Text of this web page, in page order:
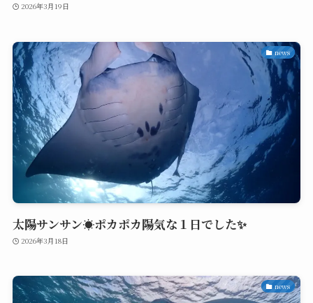
2026年3月19日
news
太陽サンサン☀️ポカポカ陽気な１日でした✨
2026年3月18日
news